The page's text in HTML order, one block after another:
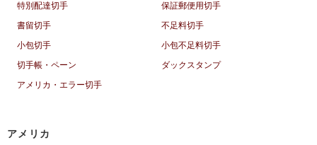
特別配達切手
保証郵便用切手
書留切手
不足料切手
小包切手
小包不足料切手
切手帳・ペーン
ダックスタンプ
アメリカ・エラー切手
アメリカ